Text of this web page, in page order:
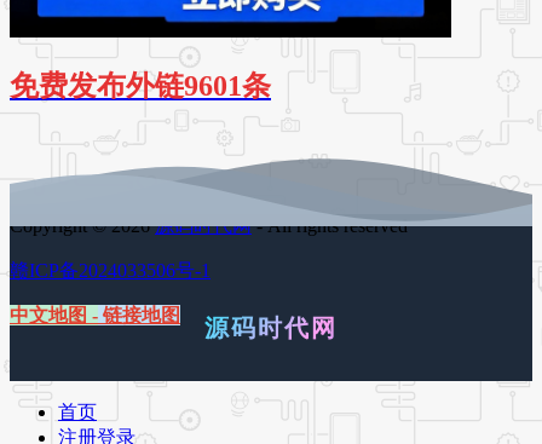
免费发布外链9601条
Copyright © 2026源码时代网- All rights reserved
赣ICP备2024033506号-1
中文地图 - 链接地图 源码时代网
首页
注册登录